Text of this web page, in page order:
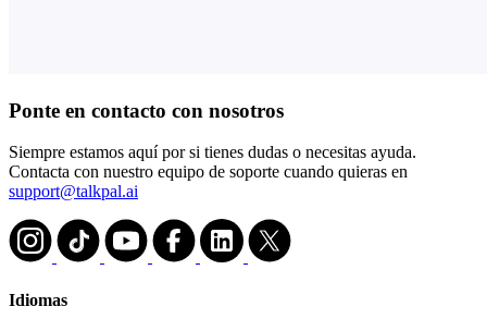
Ponte en contacto con nosotros
Siempre estamos aquí por si tienes dudas o necesitas ayuda.
Contacta con nuestro equipo de soporte cuando quieras en
support@talkpal.ai
Idiomas